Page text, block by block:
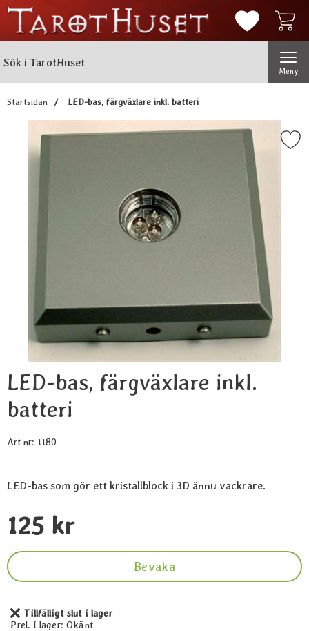
Mina
Meny
Startsidan LED-bas, färgväxlare inkl. batteri
Markera lED-bas,
LED-bas, färgväxlare inkl.
batteri
Art nr: 1180
LED-bas som gör ett kristallblock i 3D ännu vackrare.
pris
125 kr
Bevaka
Tillgänglighet:
Tillfälligt slut i lager
Prel. i lager: Okänt